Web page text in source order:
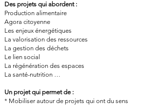
Des projets qui abordent :
Production alimentaire
Agora citoyenne
Les enjeux énergétiques
La valorisation des ressources
La gestion des déchets
Le lien social
La régénération des espaces
La santé-nutrition …
Un projet qui permet de :
* Mobiliser autour de projets qui ont du sens